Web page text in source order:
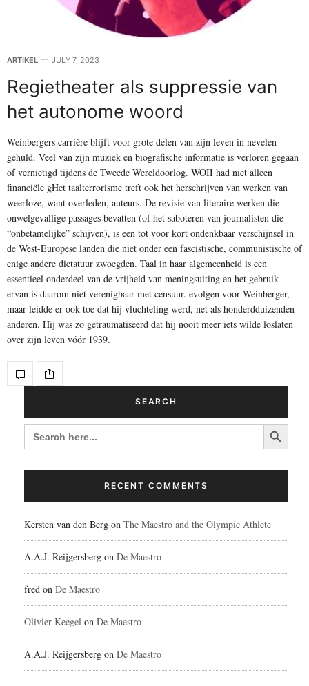
ARTIKEL JULY 7, 2023
Regietheater als suppressie van
het autonome woord
Weinbergers carrière blijft voor grote delen van zijn leven in nevelen
gehuld. Veel van zijn muziek en biografische informatie is verloren gegaan
of vernietigd tijdens de Tweede Wereldoorlog. WOII had niet alleen
financiële gHet taalterrorisme treft ook het herschrijven van werken van
weerloze, want overleden, auteurs. De revisie van literaire werken die
onwelgevallige passages bevatten (of het saboteren van journalisten die
“onbetamelijke” schijven), is een tot voor kort ondenkbaar verschijnsel in
de West-Europese landen die niet onder een fascistische, communistische of
enige andere dictatuur zwoegden. Taal in haar algemeenheid is een
essentieel onderdeel van de vrijheid van meningsuiting en het gebruik
ervan is daarom niet verenigbaar met censuur. evolgen voor Weinberger,
maar leidde er ook toe dat hij vluchteling werd, net als honderdduizenden
anderen. Hij was zo getraumatiseerd dat hij nooit meer iets wilde loslaten
over zijn leven vóór 1939.
SEARCH
SEARCH
FOR:
Search Button
RECENT COMMENTS
Kersten van den Berg on The Maestro and the Olympic Athlete
A.A.J. Reijgersberg on De Maestro
fred on De Maestro
Olivier Keegel on De Maestro
A.A.J. Reijgersberg on De Maestro